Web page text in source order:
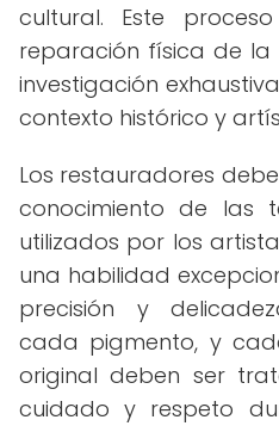
cultural. Este
reparación física de
investigación
contexto histórico y
Los restauradores
conocimiento de las
utilizados por los
una habilidad
precisión y
cada pigmento, y
original deben ser
cuidado y respeto